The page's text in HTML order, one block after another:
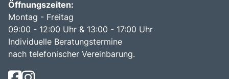
Öffnungszeiten:
Montag - Freitag
09:00 - 12:00 Uhr & 13:00 - 17:00 Uhr
Individuelle Beratungstermine
nach telefonischer Vereinbarung.